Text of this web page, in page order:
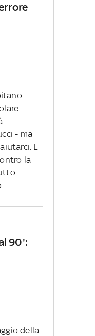
- ma
E
la
90':
della